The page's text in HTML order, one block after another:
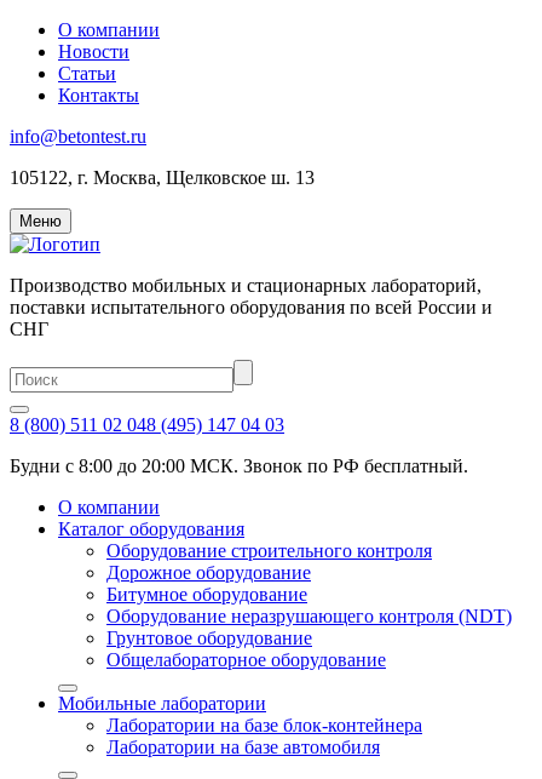
О компании
Новости
Статьи
Контакты
info@betontest.ru
105122, г. Москва, Щелковское ш. 13
Меню
Производство мобильных и стационарных лабораторий,
поставки испытательного оборудования по всей России и
СНГ
8 (800) 511 02 048 (495) 147 04 03
Будни с 8:00 до 20:00 МСК. Звонок по РФ бесплатный.
О компании
Каталог оборудования
Оборудование строительного контроля
Дорожное оборудование
Битумное оборудование
Оборудование неразрушающего контроля (NDT)
Грунтовое оборудование
Общелабораторное оборудование
Мобильные лаборатории
Лаборатории на базе блок-контейнера
Лаборатории на базе автомобиля